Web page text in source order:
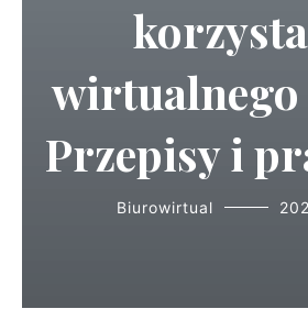
Przepisy i
Biurowirtual